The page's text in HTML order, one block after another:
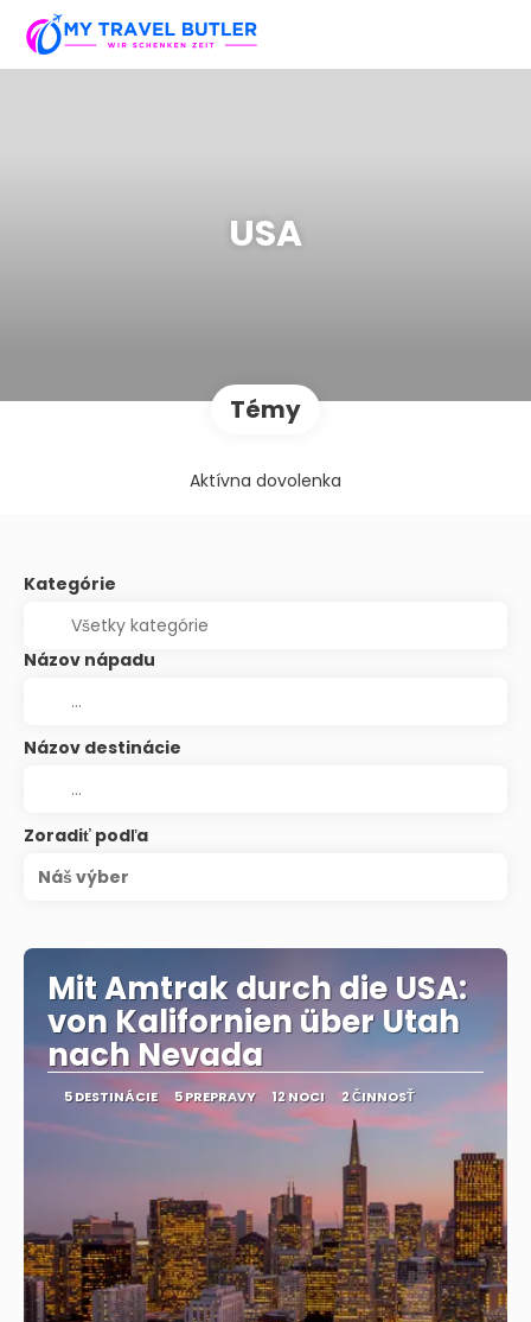
USA
Témy
Aktívna dovolenka
Kategórie
Názov nápadu
Názov destinácie
Zoradiť podľa
Náš výber
Mit Amtrak durch die USA:
von Kalifornien über Utah
nach Nevada
5 DESTINÁCIE 5 PREPRAVY 12 NOCI 2 ČINNOSŤ